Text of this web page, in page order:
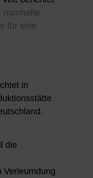
namhafte
für eine
in
die
Verleumdung